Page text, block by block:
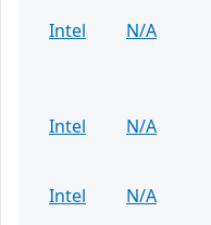
Intel
N/A
Intel
N/A
Intel
N/A